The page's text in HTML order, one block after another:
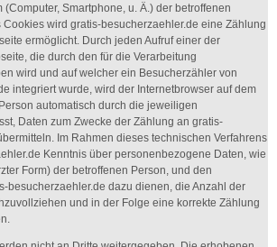
(Computer, Smartphone, u. Ä.) der betroffenen
Cookies wird gratis-besucherzaehler.de eine Zählung
ermöglicht. Durch jeden Aufruf einer der
die durch den für die Verarbeitung
wird und auf welcher ein Besucherzähler von
integriert wurde, wird der Internetbrowser auf dem
automatisch durch die jeweiligen
Daten zum Zwecke der Zählung an gratis-
Im Rahmen dieses technischen Verfahrens
Kenntnis über personenbezogene Daten, wie
Form) der betroffenen Person, und den
besucherzaehler.de dazu dienen, die Anzahl der
und in der Folge eine korrekte Zählung